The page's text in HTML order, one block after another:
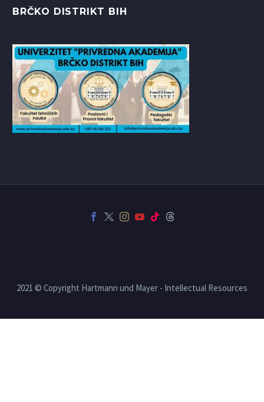
BRČKO DISTRIKT BIH
2021 © Copyright Hartmann und Mayer - Intellectual Resources